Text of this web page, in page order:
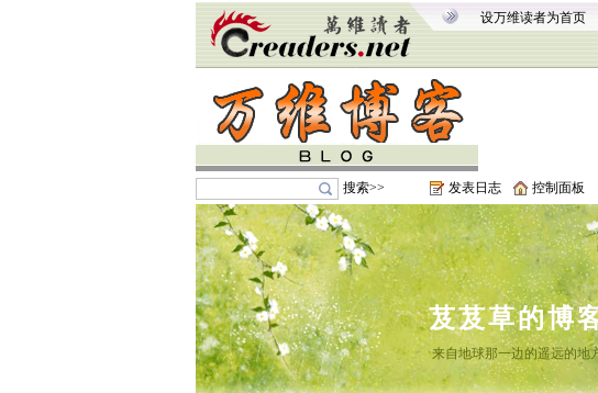
设万维读者为首页
搜索>> 发表日志 控制面板
芨芨草的博
来自地球那一边的遥远的地